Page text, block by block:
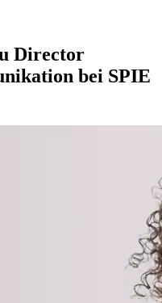
Director
bei SPIE